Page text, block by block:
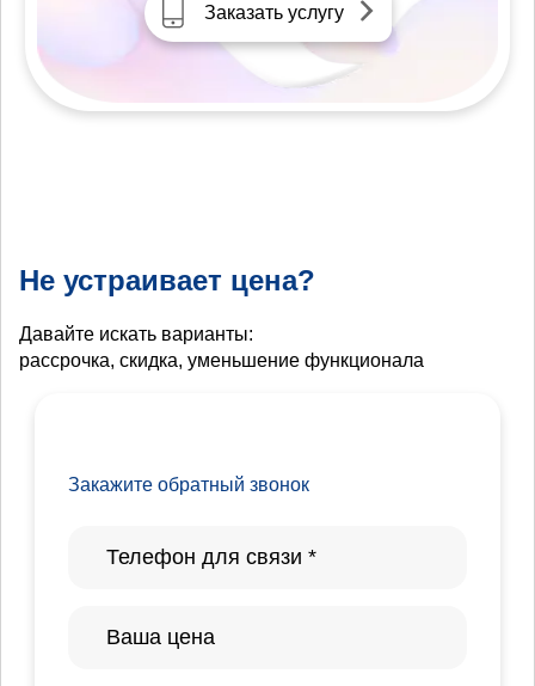
Заказать услугу
Не устраивает цена?
Давайте искать варианты:
рассрочка, скидка, уменьшение функционала
Закажите обратный звонок